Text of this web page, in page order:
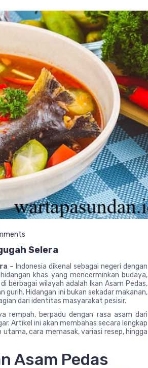
Selera
– Indonesia dikenal sebagai negeri dengan
khas yang mencerminkan budaya,
berbagai wilayah adalah Ikan Asam Pedas,
gurih. Hidangan ini bukan sekadar makanan,
dari identitas masyarakat pesisir.
rempah, berpadu dengan rasa asam dari
Artikel ini akan membahas secara lengkap
cara memasak, variasi resep, hingga
Asam Pedas